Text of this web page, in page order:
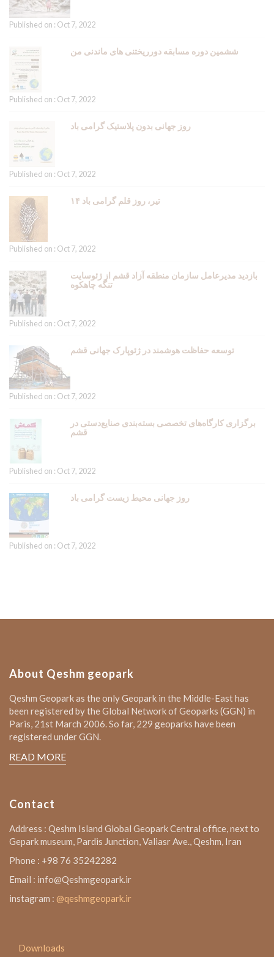
Published on : Oct 7, 2022
ششمین دوره مسابقه دورریختنی های ماندنی من
Published on : Oct 7, 2022
روز جهانی بدون پلاستیک گرامی باد
Published on : Oct 7, 2022
۱۴ تیر، روز قلم گرامی باد
Published on : Oct 7, 2022
بازدید مدیرعامل سازمان منطقه آزاد قشم از ژئوسایت
تنگه چاهکوه
Published on : Oct 7, 2022
توسعه حفاظت هوشمند در ژئوپارک جهانی قشم
Published on : Oct 7, 2022
برگزاری کارگاه‌های تخصصی بسته‌بندی صنایع‌دستی در
قشم
Published on : Oct 7, 2022
روز جهانی محیط زیست گرامی باد
Published on : Oct 7, 2022
About Qeshm geopark
Qeshm Geopark as the only Geopark in the Middle-East has
been registered by the Global Network of Geoparks (GGN) in
Paris, 21st March 2006. So far, 229 geoparks have been
registered under GGN.
READ MORE
Contact
Address : Qeshm Island Global Geopark Central office, next to
Gepark museum, Pardis Junction, Valiasr Ave., Qeshm, Iran
Phone : +98 76 35242282
Email : info@Qeshmgeopark.ir
instagram : @qeshmgeopark.ir
Downloads